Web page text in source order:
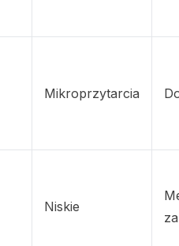
Mikroprzytarcia
Niskie